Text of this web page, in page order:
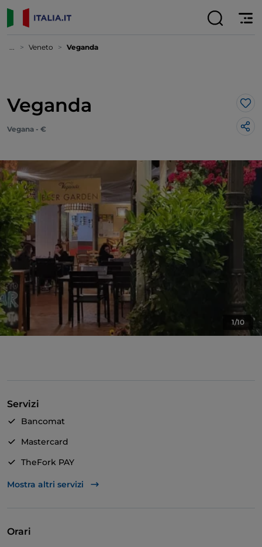
... Veneto Veganda
Veganda
Vegana - €
1/10
Servizi
Bancomat
Mastercard
TheFork PAY
Unionpay via TheFork PAY
Mostra altri servizi
Orari